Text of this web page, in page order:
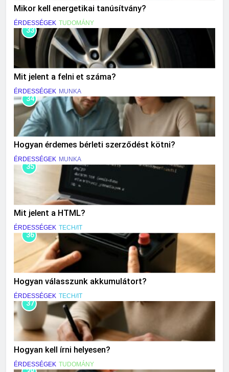
Mikor kell energetikai tanúsítvány?
ÉRDESSÉGEK TUDOMÁNY
33
Mit jelent a felni et száma?
ÉRDESSÉGEK MUNKA
34
Hogyan érdemes bérleti szerződést kötni?
ÉRDESSÉGEK MUNKA
35
Mit jelent a HTML?
ÉRDESSÉGEK TECH/IT
36
Hogyan válasszunk akkumulátort?
ÉRDESSÉGEK TECH/IT
37
Hogyan kell írni helyesen?
ÉRDESSÉGEK TUDOMÁNY